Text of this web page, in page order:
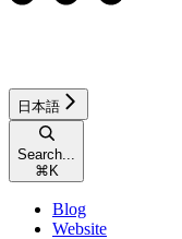
日本語
Search...
⌘ K
Blog
Website